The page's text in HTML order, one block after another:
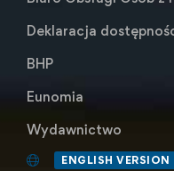
Deklaracja
BHP
Eunomia
Wydawnictwo
ENGLISH VERSION